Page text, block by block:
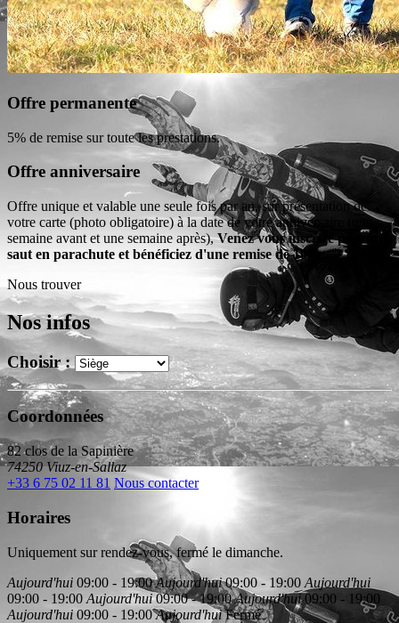
Offre permanente
5% de remise sur toute les prestations.
Offre anniversaire
Offre unique et valable une seule fois par an, sur présentation de
votre carte (photo obligatoire) à la date de votre anniversaire (une
semaine avant et une semaine après),Venez vous inscrire pour un
saut en parachute et bénéficiez d'une remise de 10%.
Nous trouver
Nos infos
Choisir :
Coordonnées
82 clos de la Sapinière
74250 Viuz-en-Sallaz
+33 6 75 02 11 81 Nous contacter
Horaires
Uniquement sur rendez-vous, fermé le dimanche.
Aujourd'hui 09:00 - 19:00Aujourd'hui 09:00 - 19:00 Aujourd'hui
09:00 - 19:00 Aujourd'hui 09:00 - 19:00Aujourd'hui 09:00 - 19:00
Aujourd'hui 09:00 - 19:00Aujourd'hui Fermé